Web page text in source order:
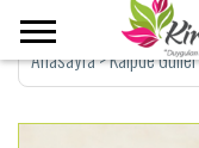
Anasayfa>Kalpde Güller